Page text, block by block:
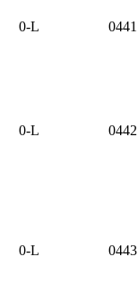
0‑L 0441
0‑L 0442
0‑L 0443